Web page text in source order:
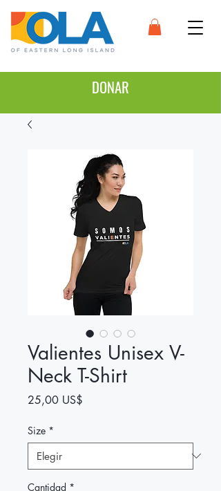
DONAR
Valientes Unisex V-
Neck T-Shirt
25,00 US$
Size *
Cantidad *